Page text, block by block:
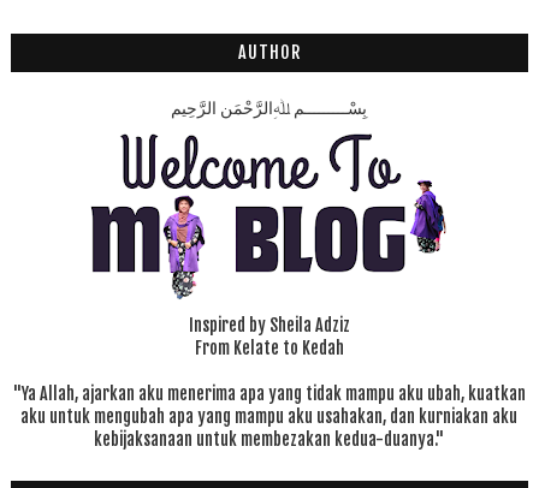
AUTHOR
بِسْـــــــــمِ ﷲِالرَّحْمَنِ الرَّحِيم
Inspired by Sheila Adziz
From Kelate to Kedah
"Ya Allah, ajarkan aku menerima apa yang tidak mampu aku ubah, kuatkan
aku untuk mengubah apa yang mampu aku usahakan, dan kurniakan aku
kebijaksanaan untuk membezakan kedua-duanya."